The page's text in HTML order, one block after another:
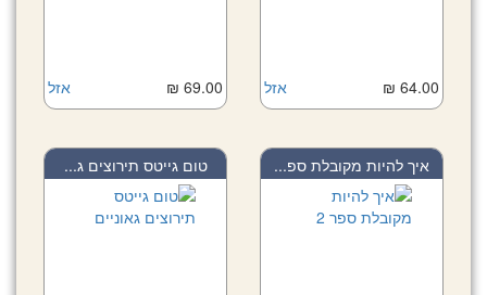
אזל 64.00 ₪ אזל 69.00 ₪
איך להיות מקובלת ספ... טום גייטס תירוצים ג...